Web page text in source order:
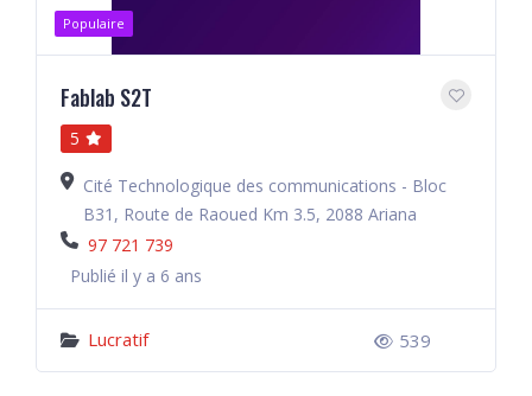
Populaire
Fablab S2T
5
Cité Technologique des communications - Bloc
B31, Route de Raoued Km 3.5, 2088 Ariana
97 721 739
Publié il y a 6 ans
Lucratif 539